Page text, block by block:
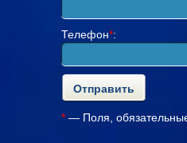
Телефон*:
* — Поля,